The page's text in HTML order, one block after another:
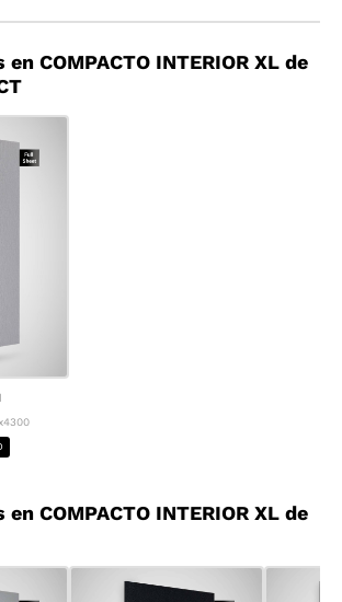
COMPACTO INTERIOR XL de
COMPACTO INTERIOR XL de